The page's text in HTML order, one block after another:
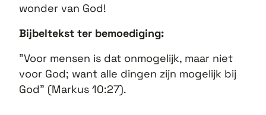
wonder van God!
Bijbeltekst ter bemoediging:
"Voor mensen is dat onmogelijk, maar niet
voor God; want alle dingen zijn mogelijk bij
God" (Markus 10:27).